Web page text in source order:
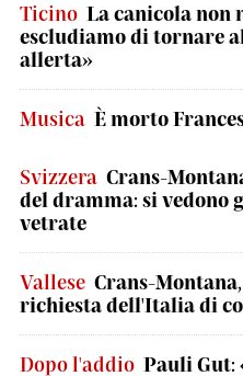
Ticino La canicola non
escludiamo di tornare
allerta»
Musica È morto
Svizzera Crans-
del dramma: si vedono
vetrate
Vallese Crans-
richiesta dell'Italia di
Dopo l'addio Pauli Gut: